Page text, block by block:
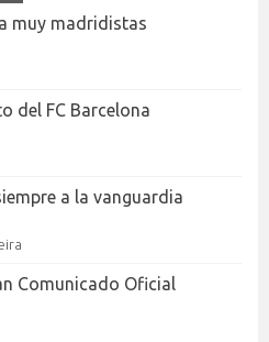
muy madridistas
del FC Barcelona
a la vanguardia
Comunicado Oficial